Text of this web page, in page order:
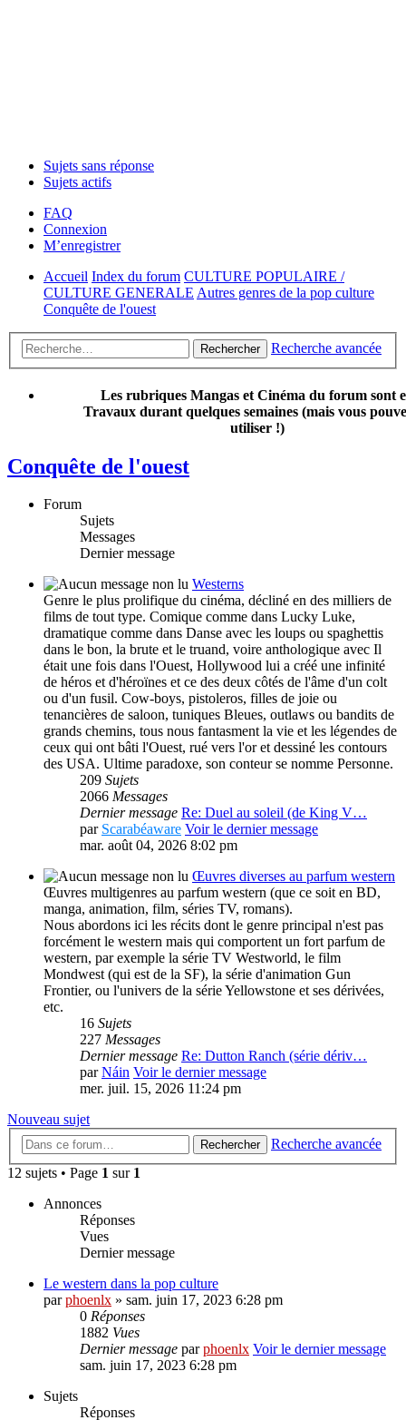
Sujets sans réponse
Sujets actifs
FAQ
Connexion
M’enregistrer
Accueil Index du forum CULTURE POPULAIRE /
CULTURE GENERALE Autres genres de la pop culture
Conquête de l'ouest
Rechercher Recherche avancée
Les rubriques Mangas et Cinéma du forum sont
Travaux durant quelques semaines (mais vous
utiliser !)
Conquête de l'ouest
Forum
Sujets
Messages
Dernier message
Westerns
Genre le plus prolifique du cinéma, décliné en des milliers de
films de tout type. Comique comme dans Lucky Luke,
dramatique comme dans Danse avec les loups ou spaghettis
dans le bon, la brute et le truand, voire anthologique avec Il
était une fois dans l'Ouest, Hollywood lui a créé une infinité
de héros et d'héroïnes et ce des deux côtés de l'âme d'un colt
ou d'un fusil. Cow-boys, pistoleros, filles de joie ou
tenancières de saloon, tuniques Bleues, outlaws ou bandits de
grands chemins, tous nous fantasment la vie et les légendes de
ceux qui ont bâti l'Ouest, rué vers l'or et dessiné les contours
des USA. Ultime paradoxe, son conteur se nomme Personne.
209 Sujets
2066 Messages
Dernier message Re: Duel au soleil (de King V…
par Scarabéaware Voir le dernier message
mar. août 04, 2026 8:02 pm
Œuvres diverses au parfum western
Œuvres multigenres au parfum western (que ce soit en BD,
manga, animation, film, séries TV, romans).
Nous abordons ici les récits dont le genre principal n'est pas
forcément le western mais qui comportent un fort parfum de
western, par exemple la série TV Westworld, le film
Mondwest (qui est de la SF), la série d'animation Gun
Frontier, ou l'univers de la série Yellowstone et ses dérivées,
etc.
16 Sujets
227 Messages
Dernier message Re: Dutton Ranch (série dériv…
parNáin Voir le dernier message
mer. juil. 15, 2026 11:24 pm
Nouveau sujet
Rechercher
Recherche avancée
12 sujets • Page 1 sur 1
Annonces
Réponses
Vues
Dernier message
Le western dans la pop culture
parphoenlx » sam. juin 17, 2023 6:28 pm
0 Réponses
1882 Vues
Dernier message parphoenlx Voir le dernier message
sam. juin 17, 2023 6:28 pm
Sujets
Réponses